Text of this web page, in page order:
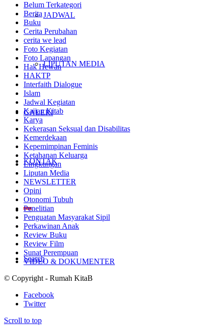
JADWAL
LIPUTAN MEDIA
GALERI
KONTAK
Search
Belum Terkategori
Berita
Buku
Cerita Perubahan
cerita we lead
Foto Kegiatan
Foto Lapangan
Hak Hewan
HAKTP
Interfaith Dialogue
Islam
Jadwal Kegiatan
Kajian Kitab
Karya
Kekerasan Seksual dan Disabilitas
Kemerdekaan
Kepemimpinan Feminis
Ketahanan Keluarga
Lingkungan
Liputan Media
NEWSLETTER
Opini
Otonomi Tubuh
Penelitian
Penguatan Masyarakat Sipil
Perkawinan Anak
Review Buku
Review Film
Sunat Perempuan
VIDEO & DOKUMENTER
© Copyright - Rumah KitaB
Facebook
Twitter
Scroll to top